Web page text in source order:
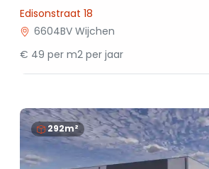
Edisonstraat 18
6604BV Wijchen
€ 49 per m2 per jaar
292m²